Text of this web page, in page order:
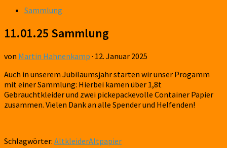
Sammlung
11.01.25 Sammlung
von Martin Hahnenkamp · 12. Januar 2025
Auch in unserem Jubiläumsjahr starten wir unser Progamm
mit einer Sammlung: Hierbei kamen über 1,8t
Gebrauchtkleider und zwei pickepackevolle Container Papier
zusammen. Vielen Dank an alle Spender und Helfenden!
Schlagwörter: AltkleiderAltpapier